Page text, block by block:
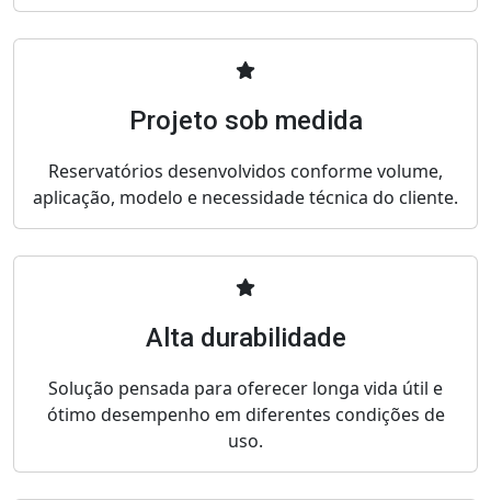
Projeto sob medida
Reservatórios desenvolvidos conforme volume,
aplicação, modelo e necessidade técnica do cliente.
Alta durabilidade
Solução pensada para oferecer longa vida útil e
ótimo desempenho em diferentes condições de
uso.